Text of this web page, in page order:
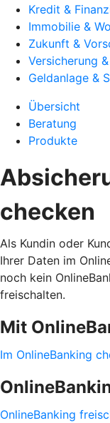
Kredit &
Immobilie &
Zukunft &
Versicherung
Geldanlage &
Übersicht
Beratung
Produkte
checken
Als Kundin oder
Ihrer Daten im
noch kein
freischalten.
Mit
Im OnlineBanking
OnlineBanking